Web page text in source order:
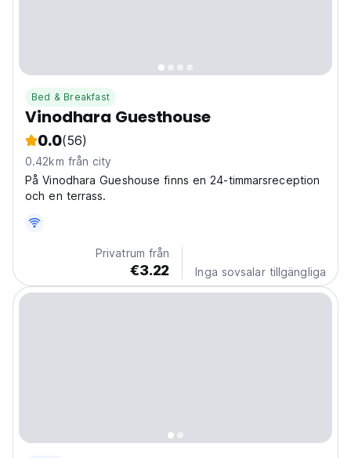
Bed & Breakfast
Vinodhara Guesthouse
0.0(56)
0.42km från city
På Vinodhara Gueshouse finns en 24-timmarsreception
och en terrass.
Privatrum från
€3.22 Inga sovsalar tillgängliga